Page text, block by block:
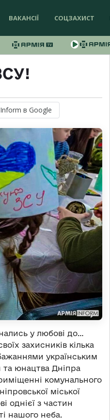
ВАКАНСІЇ СОЦЗАХИСТ
в Google
у любові до…
захисників кілька
українським
та юнацтва Дніпра
комунального
міської
однієї з частин
нашого неба.